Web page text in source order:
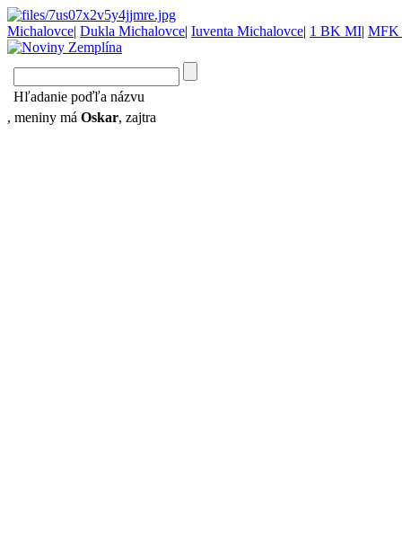
Michalovce| Dukla Michalovce| Iuventa Michalovce| 1 BK MI| MFK
Hľadanie poďľa názvu
, meniny má Oskar, zajtra